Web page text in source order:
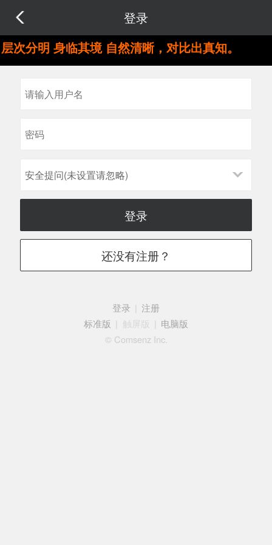
层次分明 身临其境 自然清晰，对比出真知。
登录
安全提问(未设置请忽略)
登录
还没有注册？
登录
注册
标准版
触屏版
电脑版
© Comsenz Inc.